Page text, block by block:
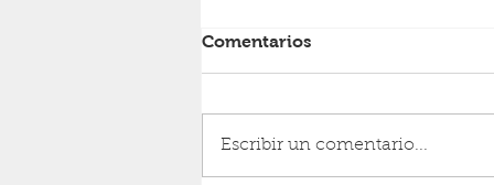
RESURRECCIÓN
Comentarios
Escribir un comentario...